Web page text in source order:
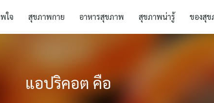
ใจ สุขภาพกาย อาหารสุขภาพ สุขภาพน่ารู้ ของสุ
แอปริคอต คือ